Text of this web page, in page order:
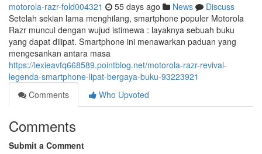
motorola-razr-fold004321 55 days ago News
Discuss
Setelah sekian lama menghilang, smartphone populer Motorola
Razr muncul dengan wujud istimewa : layaknya sebuah buku
yang dapat dilipat. Smartphone ini menawarkan paduan yang
mengesankan antara masa
https://lexieavfq668589.pointblog.net/motorola-razr-revival-
legenda-smartphone-lipat-bergaya-buku-93223921
Comments
Who Upvoted
Comments
Submit a Comment